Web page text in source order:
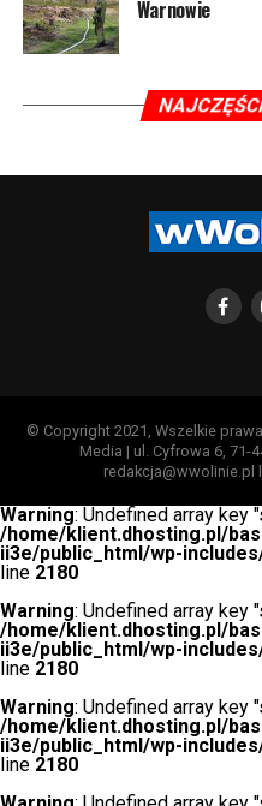
Warnowie
© Copyright 2021, Wszelkie
Media | ul. Cyfrowa 6, 71-
redakcja@wwolinie.pl
Warning: Undefined array key
/home/klient.dhosting.pl/
ii3e/public_html/wp-
line 2180
Warning: Undefined array key
/home/klient.dhosting.pl/
ii3e/public_html/wp-
line 2180
Warning: Undefined array key
/home/klient.dhosting.pl/
ii3e/public_html/wp-
line 2180